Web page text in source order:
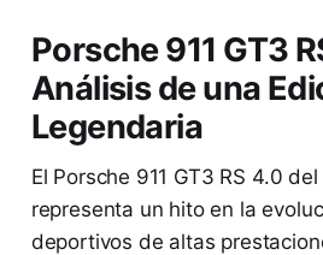
Porsche 911 GT3
Análisis de una
Legendaria
El Porsche 911 GT3 RS 4.0 del
representa un hito en la
deportivos de altas